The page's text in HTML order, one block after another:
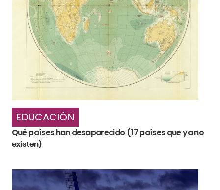
EDUCACIÓN
Qué países han desaparecido (17 países que ya no
existen)